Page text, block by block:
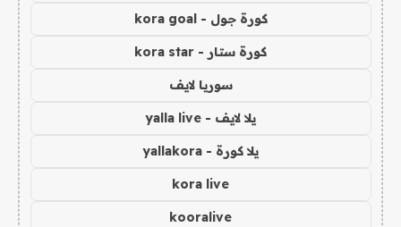
كورة جول - kora goal
كورة ستار - kora star
سوريا لايف
يلا لايف - yalla live
يلا كورة - yallakora
kora live
kooralive